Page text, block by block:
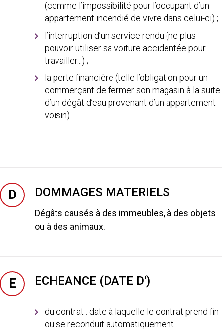
(comme l’impossibilité pour l’occupant d’un
appartement incendié de vivre dans celui-ci) ;
l’interruption d’un service rendu (ne plus
pouvoir utiliser sa voiture accidentée pour
travailler...) ;
la perte financière (telle l’obligation pour un
commerçant de fermer son magasin à la suite
d’un dégât d’eau provenant d’un appartement
voisin).
D DOMMAGES MATERIELS
Dégâts causés à des immeubles, à des objets
ou à des animaux.
E ECHEANCE (DATE D')
du contrat : date à laquelle le contrat prend fin
ou se reconduit automatiquement.